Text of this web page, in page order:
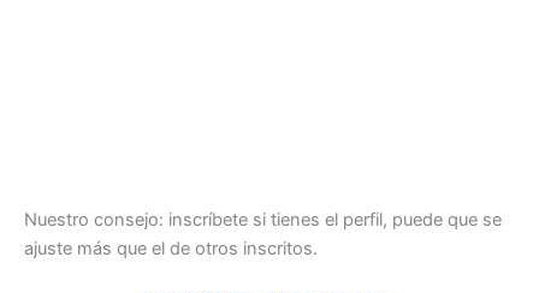
Nuestro consejo: inscríbete si tienes el perfil, puede que se
ajuste más que el de otros inscritos.